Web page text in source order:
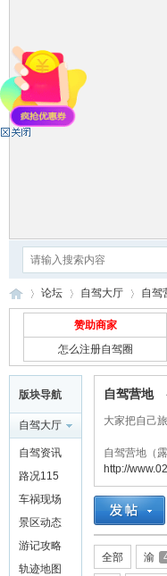
自
驾
»
论坛
›
自驾大厅
›
自驾
赞助商家
怎么注册自驾圈
版块导航
自驾大厅
自驾资讯
路况115
车祸现场
景区动态
游记攻略
轨迹地图
自驾营地
大家把自己
自驾营地（
http://
全部 渝